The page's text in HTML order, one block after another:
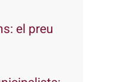
el preu